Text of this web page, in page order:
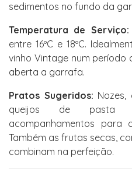
sedimentos no fundo da
Temperatura de Serviço:
entre 16ºC e 18ºC.
vinho Vintage num período
aberta a garrafa.
Pratos Sugeridos:
queijos de pasta
acompanhamentos para
Também as frutas secas,
combinam na perfeição.